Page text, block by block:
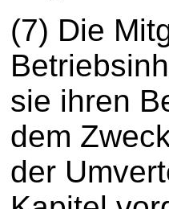
(7) Die
sie ihren
dem
der